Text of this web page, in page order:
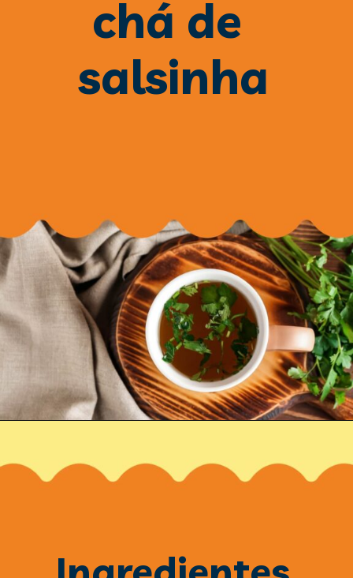
chá de
salsinha